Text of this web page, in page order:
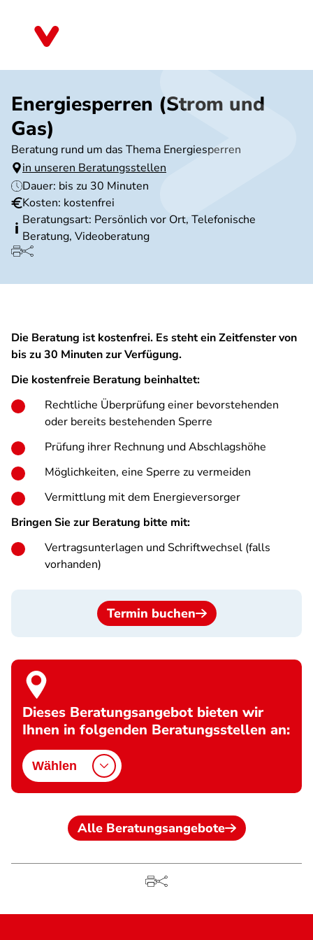
Energiesperren (Strom und
Gas)
Beratung rund um das Thema Energiesperren
in unseren Beratungsstellen
Dauer: bis zu 30 Minuten
Kosten: kostenfrei
Beratungsart: Persönlich vor Ort, Telefonische
Beratung, Videoberatung
Die Beratung ist kostenfrei. Es steht ein Zeitfenster von
bis zu 30 Minuten zur Verfügung.
Die kostenfreie Beratung beinhaltet:
Rechtliche Überprüfung einer bevorstehenden
oder bereits bestehenden Sperre
Prüfung ihrer Rechnung und Abschlagshöhe
Möglichkeiten, eine Sperre zu vermeiden
Vermittlung mit dem Energieversorger
Bringen Sie zur Beratung bitte mit:
Vertragsunterlagen und Schriftwechsel (falls
vorhanden)
Termin buchen
Dieses Beratungsangebot bieten wir
Ihnen in folgenden Beratungsstellen an:
Wählen
Alle Beratungsangebote